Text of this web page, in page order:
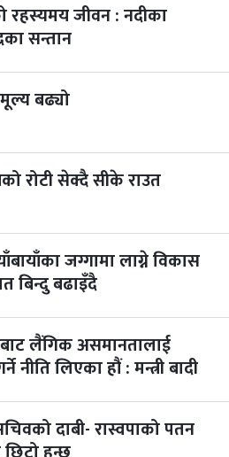
७ महिना बाँकी
रहस्यमय जीवन : नदीका
सन्तान
बढ्यो
रोटी सेक्दै सीके राउत
जग्गामा लाग्ने विकास
बिन्दु बढाइँदै
लैंगिक असमानतालाई
नीति लिएका हौं : मन्त्री बादी
दाबी- रास्वपाको पतन